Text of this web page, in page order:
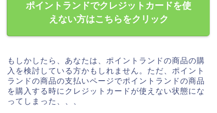
ポイントランドでクレジットカードを使
えない方はこちらをクリック
もしかしたら、あなたは、ポイントランドの商品の購
入を検討している方かもしれません。ただ、ポイント
ランドの商品の支払いページでポイントランドの商品
を購入する時にクレジットカードが使えない状態にな
ってしまった、、、